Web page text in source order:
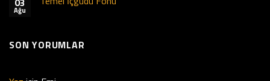
Ağu
SON YORUMLAR